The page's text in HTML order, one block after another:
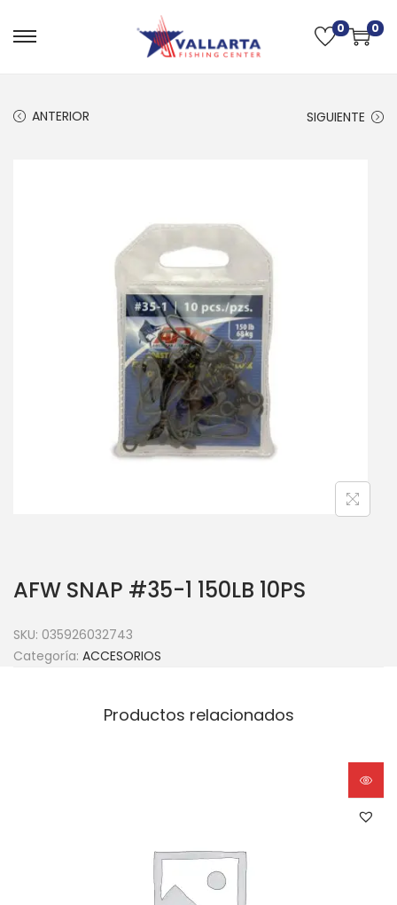
0 0
ANTERIOR SIGUIENTE
AFW SNAP #35-1 150LB 10PS
SKU: 035926032743
Categoría: ACCESORIOS
Productos relacionados